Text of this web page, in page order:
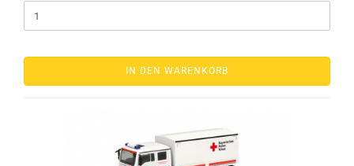
IN DEN WARENKORB